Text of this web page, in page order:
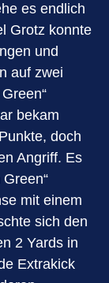
es endlich
Grotz konnte
und
auf zwei
bekam
doch
Angriff. Es
mit einem
sich den
2 Yards in
Extrakick